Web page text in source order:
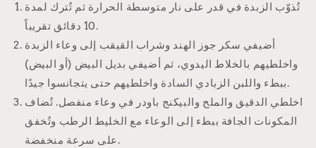
تُذوّب الزبدة في قدر على نار متوسطة الحرارة ثم تُترك لمدة
10 دقائق تقريباً.
أضيفي سكر جوز الهند وشراب القيقب إلى وعاء الزبدة
واخلطيهم بالخلاط اليدوي، ثم أضيفي بديل البيض (أو البيض)
ببطء واللبن الزبادي السادة واخلطيهم حتى يتجانسوا جيدًا.
اخلطي الدقيق والملح والبيكنج باودر في وعاء منفصل. تُضاف
المكونات الجافة ببطء إلى الوعاء مع الخليط الرطب وتُخفق
على سرعة منخفضة.